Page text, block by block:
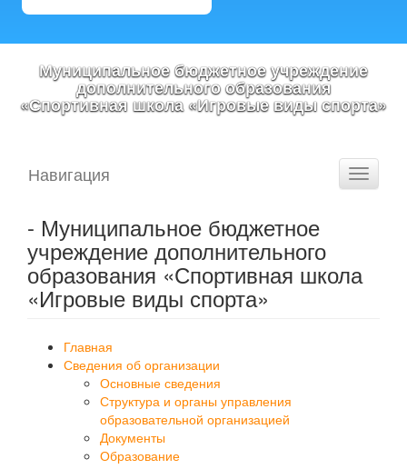
Муниципальное бюджетное учреждение
дополнительного образования
«Спортивная школа «Игровые виды спорта»
Toggle
Навигация
- Муниципальное бюджетное
учреждение дополнительного
образования «Спортивная школа
«Игровые виды спорта»
Главная
Сведения об организации
Основные сведения
Структура и органы управления
образовательной организацией
Документы
Образование